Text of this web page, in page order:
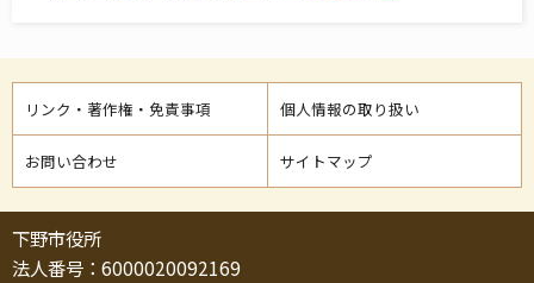
リンク・著作権・免責事項 個人情報の取り扱い
お問い合わせ サイトマップ
下野市役所
法人番号：6000020092169